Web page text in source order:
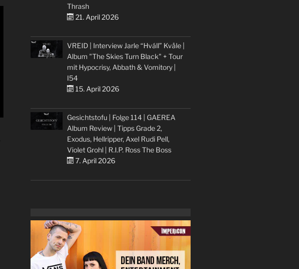
Thrash
21. April 2026
VREID | Interview Jarle “Hváll” Kvåle |
Album "The Skies Turn Black" + Tour
mit Hypocrisy, Abbath & Vomitory |
I54
15. April 2026
Gesichtstofu | Folge 114 | GAEREA
Album Review | Tipps Grade 2,
Exodus, Hellripper, Axel Rudi Pell,
Violet Grohl | R.I.P. Ross The Boss
7. April 2026